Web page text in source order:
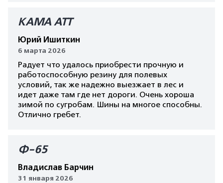
КАМА АТТ
Юрий Ишиткин
6 марта 2026
Радует что удалось приобрести прочную и
работоспособную резину для полевых
условий, так же надежно выезжает в лес и
идет даже там где нет дороги. Очень хороша
зимой по сугробам. Шины на многое способны.
Отлично гребет.
Ф-65
Владислав Барчин
31 января 2026